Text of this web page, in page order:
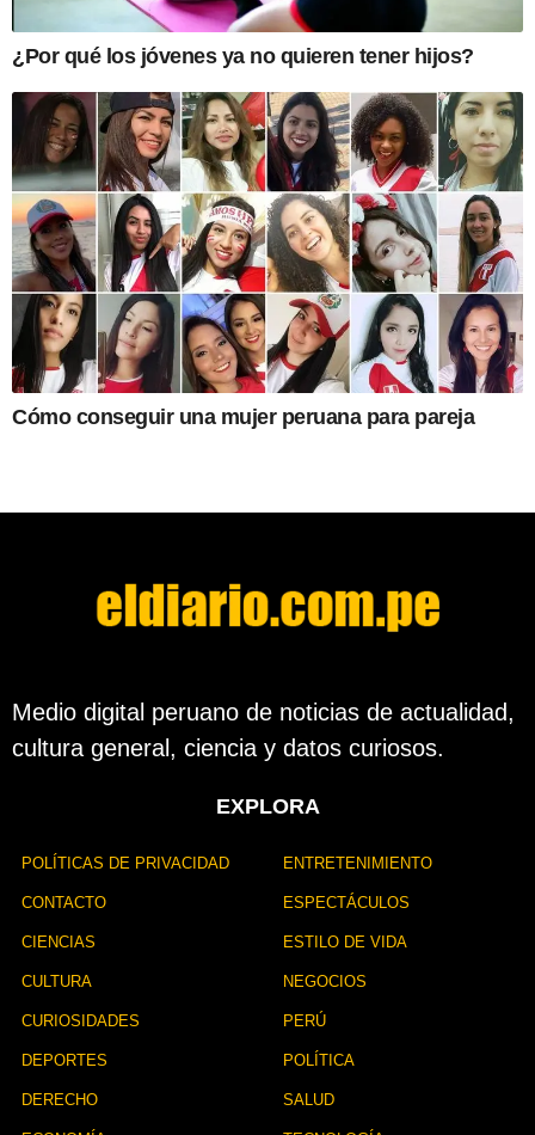
¿Por qué los jóvenes ya no quieren tener hijos?
Cómo conseguir una mujer peruana para pareja
Medio digital peruano de noticias de actualidad,
cultura general, ciencia y datos curiosos.
EXPLORA
POLÍTICAS DE PRIVACIDAD
CONTACTO
CIENCIAS
CULTURA
CURIOSIDADES
DEPORTES
DERECHO
ENTRETENIMIENTO
ESPECTÁCULOS
ESTILO DE VIDA
NEGOCIOS
PERÚ
POLÍTICA
SALUD